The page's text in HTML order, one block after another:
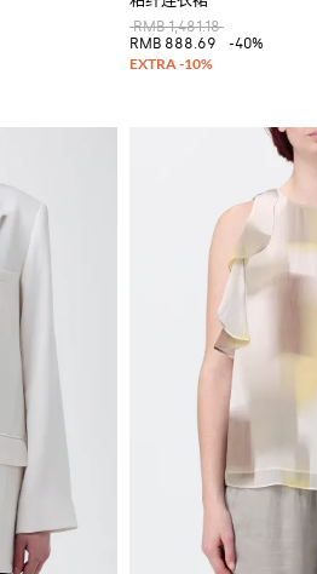
RMB 1,481.18
RMB 888.69
-40%